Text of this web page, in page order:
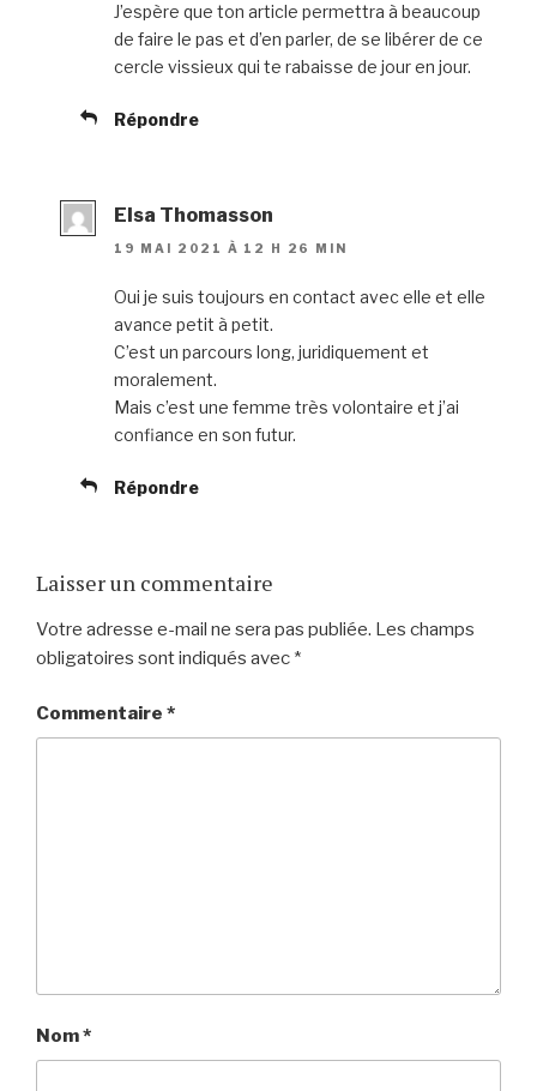
J’espère que ton article permettra à beaucoup
de faire le pas et d’en parler, de se libérer de ce
cercle vissieux qui te rabaisse de jour en jour.
Répondre
Elsa Thomasson
19 MAI 2021 À 12 H 26 MIN
Oui je suis toujours en contact avec elle et elle
avance petit à petit.
C’est un parcours long, juridiquement et
moralement.
Mais c’est une femme très volontaire et j’ai
confiance en son futur.
Répondre
Laisser un commentaire
Votre adresse e-mail ne sera pas publiée. Les champs
obligatoires sont indiqués avec *
Commentaire *
Nom*